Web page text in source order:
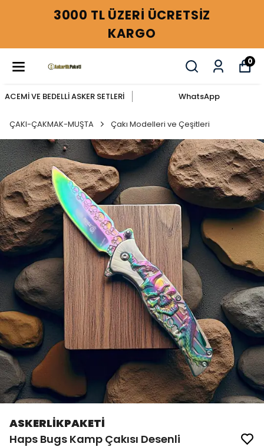
3000 TL ÜZERİ ÜCRETSİZ
KARGO
0
ACEMİ VE BEDELLİ ASKER SETLERİ WhatsApp
ÇAKI-ÇAKMAK-MUŞTA Çakı Modelleri ve Çeşitleri
ASKERLİKPAKETİ
Haps Bugs Kamp Çakısı Desenli